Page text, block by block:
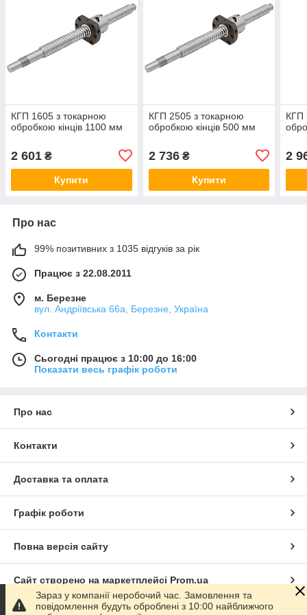
КГП 1605 з токарною
обробкою кінців 1100 мм
2 601 ₴
Купити
КГП 2505 з токарною
обробкою кінців 500 мм
2 736₴
Купити
КГП
2
Про нас
99% позитивних з 1035 відгуків за рік
Працює з 22.08.2011
м. Березне
вул. Андріївська 66а, Березне, Україна
Контакти
Сьогодні працює з 10:00 до 16:00
Показати весь графік роботи
Про нас
Контакти
Доставка та оплата
Графік роботи
Повна версія сайту
Сайт створено на маркетплейсі Prom.ua
Зараз у компанії неробочий час. Замовлення та
повідомлення будуть оброблені з 10:00 найближчого